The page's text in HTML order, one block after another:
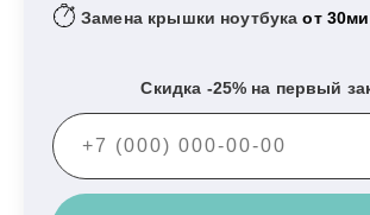
Замена крышки ноутбука от
Скидка -25% на первый